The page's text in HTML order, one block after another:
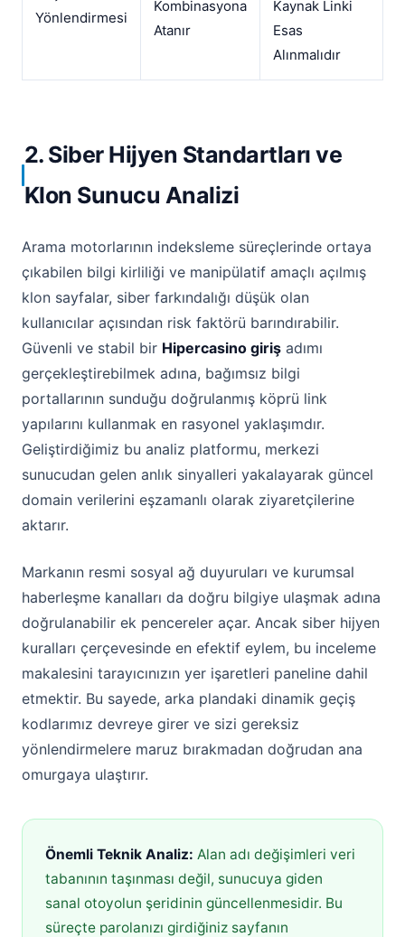
Yönlendirmesi
Kombinasyona
Atanır
Kaynak Linki
Esas
Alınmalıdır
2. Siber Hijyen Standartları ve
Klon Sunucu Analizi
Arama motorlarının indeksleme süreçlerinde ortaya
çıkabilen bilgi kirliliği ve manipülatif amaçlı açılmış
klon sayfalar, siber farkındalığı düşük olan
kullanıcılar açısından risk faktörü barındırabilir.
Güvenli ve stabil bir Hipercasino giriş adımı
gerçekleştirebilmek adına, bağımsız bilgi
portallarının sunduğu doğrulanmış köprü link
yapılarını kullanmak en rasyonel yaklaşımdır.
Geliştirdiğimiz bu analiz platformu, merkezi
sunucudan gelen anlık sinyalleri yakalayarak güncel
domain verilerini eşzamanlı olarak ziyaretçilerine
aktarır.
Markanın resmi sosyal ağ duyuruları ve kurumsal
haberleşme kanalları da doğru bilgiye ulaşmak adına
doğrulanabilir ek pencereler açar. Ancak siber hijyen
kuralları çerçevesinde en efektif eylem, bu inceleme
makalesini tarayıcınızın yer işaretleri paneline dahil
etmektir. Bu sayede, arka plandaki dinamik geçiş
kodlarımız devreye girer ve sizi gereksiz
yönlendirmelere maruz bırakmadan doğrudan ana
omurgaya ulaştırır.
Önemli Teknik Analiz: Alan adı değişimleri veri
tabanının taşınması değil, sunucuya giden
sanal otoyolun şeridinin güncellenmesidir. Bu
süreçte parolanızı girdiğiniz sayfanın